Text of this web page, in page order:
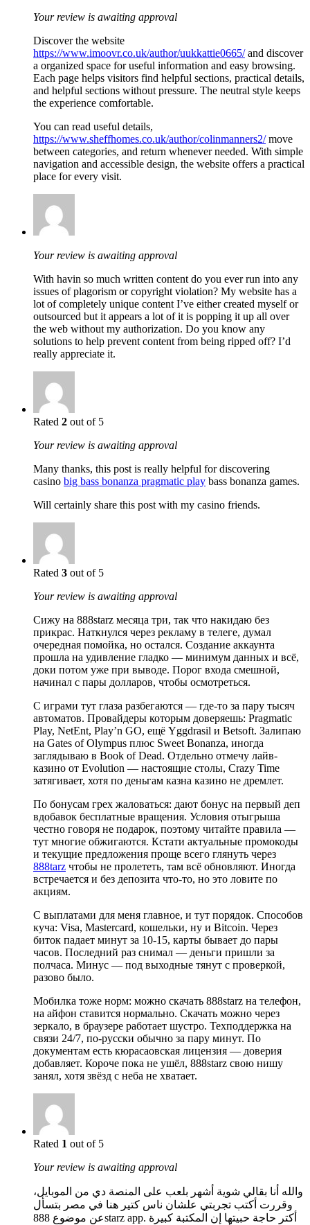
Your review is awaiting approval
Discover the website
https://www.imoovr.co.uk/author/uukkattie0665/and discover
a organized space for useful information and easy browsing.
Each page helps visitors find helpful sections, practical details,
and helpful sections without pressure. The neutral style keeps
the experience comfortable.
You can read useful details,
https://www.sheffhomes.co.uk/author/colinmanners2/move
between categories, and return whenever needed. With simple
navigation and accessible design, the website offers a practical
place for every visit.
Your review is awaiting approval
With havin so much written content do you ever run into any
issues of plagorism or copyright violation? My website has a
lot of completely unique content I’ve either created myself or
outsourced but it appears a lot of it is popping it up all over
the web without my authorization. Do you know any
solutions to help prevent content from being ripped off? I’d
really appreciate it.
Rated 2 out of 5
Your review is awaiting approval
Many thanks, this post is really helpful for discovering
casino big bass bonanza pragmatic play bass bonanza games.
Will certainly share this post with my casino friends.
Rated 3 out of 5
Your review is awaiting approval
Сижу на 888starz месяца три, так что накидаю без
прикрас. Наткнулся через рекламу в телеге, думал
очередная помойка, но остался. Создание аккаунта
прошла на удивление гладко — минимум данных и всё,
доки потом уже при выводе. Порог входа смешной,
начинал с пары долларов, чтобы осмотреться.
С играми тут глаза разбегаются — где-то за пару тысяч
автоматов. Провайдеры которым доверяешь: Pragmatic
Play, NetEnt, Play’n GO, ещё Yggdrasil и Betsoft. Залипаю
на Gates of Olympus плюс Sweet Bonanza, иногда
заглядываю в Book of Dead. Отдельно отмечу лайв-
казино от Evolution — настоящие столы, Crazy Time
затягивает, хотя по деньгам казна казино не дремлет.
По бонусам грех жаловаться: дают бонус на первый деп
вдобавок бесплатные вращения. Условия отыгрыша
честно говоря не подарок, поэтому читайте правила —
тут многие обжигаются. Кстати актуальные промокоды
и текущие предложения проще всего глянуть через
888tarz чтобы не пролететь, там всё обновляют. Иногда
встречается и без депозита что-то, но это ловите по
акциям.
С выплатами для меня главное, и тут порядок. Способов
куча: Visa, Mastercard, кошельки, ну и Bitcoin. Через
биток падает минут за 10-15, карты бывает до пары
часов. Последний раз снимал — деньги пришли за
полчаса. Минус — под выходные тянут с проверкой,
разово было.
Мобилка тоже норм: можно скачать 888starz на телефон,
на айфон ставится нормально. Скачать можно через
зеркало, в браузере работает шустро. Техподдержка на
связи 24/7, по-русски обычно за пару минут. По
документам есть кюрасаовская лицензия — доверия
добавляет. Короче пока не ушёл, 888starz свою нишу
занял, хотя звёзд с неба не хватает.
Rated 1 out of 5
Your review is awaiting approval
والله أنا بقالي شوية أشهر بلعب على المنصة دي من الموبايل،
وقررت أكتب تجربتي علشان ناس كتير هنا في مصر بتسأل
عن موضوع 888starz app. أكتر حاجة حبيتها إن المكتبة كبيرة